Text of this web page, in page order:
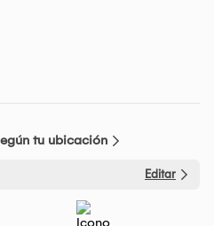
tu ubicación
Editar